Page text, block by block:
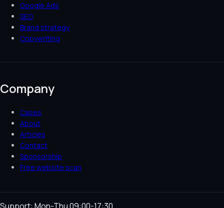
Google Ads
SEO
Brand strategy
Copywriting
Company
Cases
About
Articles
Contact
Sponsorship
Free website scan